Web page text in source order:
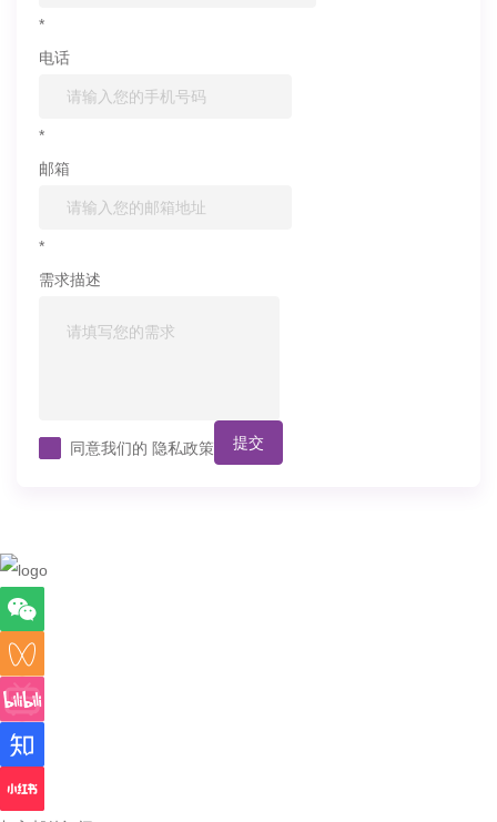
*
电话
*
邮箱
*
需求描述
同意我们的 隐私政策 提交